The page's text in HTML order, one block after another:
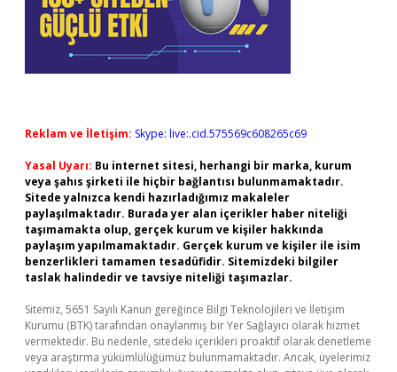
Reklam ve İletişim: Skype: live:.cid.575569c608265c69
Yasal Uyarı: Bu internet sitesi, herhangi bir marka, kurum
veya şahıs şirketi ile hiçbir bağlantısı bulunmamaktadır.
Sitede yalnızca kendi hazırladığımız makaleler
paylaşılmaktadır. Burada yer alan içerikler haber niteliği
taşımamakta olup, gerçek kurum ve kişiler hakkında
paylaşım yapılmamaktadır. Gerçek kurum ve kişiler ile isim
benzerlikleri tamamen tesadüfidir. Sitemizdeki bilgiler
taslak halindedir ve tavsiye niteliği taşımazlar.
Sitemiz, 5651 Sayılı Kanun gereğince Bilgi Teknolojileri ve İletişim
Kurumu (BTK) tarafından onaylanmış bir Yer Sağlayıcı olarak hizmet
vermektedir. Bu nedenle, sitedeki içerikleri proaktif olarak denetleme
veya araştırma yükümlülüğümüz bulunmamaktadır. Ancak, üyelerimiz